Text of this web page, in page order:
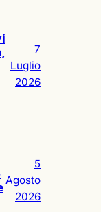
7
Luglio
2026
5
Agosto
2026